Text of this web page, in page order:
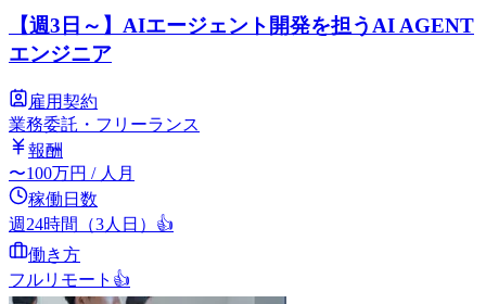
【週3日～】AIエージェント開発を担うAI AGENT
エンジニア
雇用契約
業務委託・フリーランス
報酬
〜100万円 / 人月
稼働日数
週24時間（3人日） 👍
働き方
フルリモート 👍